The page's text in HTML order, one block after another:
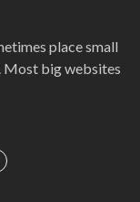
place small
Most big websites